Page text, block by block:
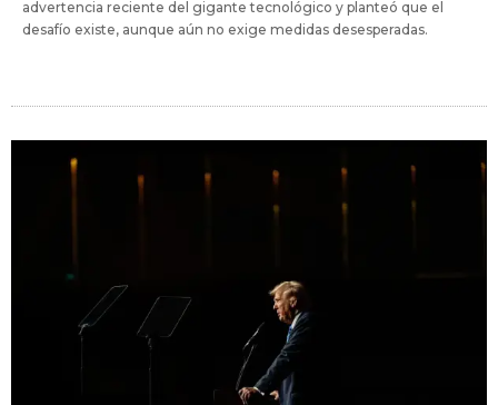
advertencia reciente del gigante tecnológico y planteó que el
desafío existe, aunque aún no exige medidas desesperadas.